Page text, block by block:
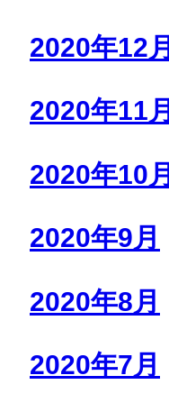
2020年12月
2020年11月
2020年10月
2020年9月
2020年8月
2020年7月